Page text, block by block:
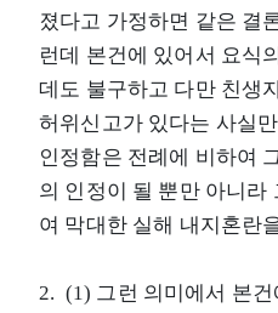
졌다고 가정하면 같은 결
런데 본건에 있어서 요식
데도 불구하고 다만 친생
허위신고가 있다는 사실
인정함은 전례에 비하여
의 인정이 될 뿐만 아니라
여 막대한 실해 내지혼란
2. (1) 그런 의미에서 본